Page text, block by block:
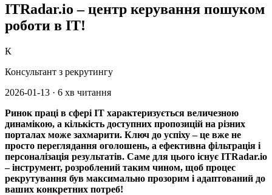
ITRadar.io – центр керування пошуком
роботи в IT!
К
Консультант з рекрутингу
2026-01-13 · 6 хв читання
Ринок праці в сфері IT характеризується величезною
динамікою, а кількість доступних пропозицій на різних
порталах може захмарити. Ключ до успіху – це вже не
просто переглядання оголошень, а ефективна фільтрація і
персоналізація результатів. Саме для цього існує ITRadar.io
– інструмент, розроблений таким чином, щоб процес
рекрутування був максимально прозорим і адаптований до
ваших конкретних потреб!